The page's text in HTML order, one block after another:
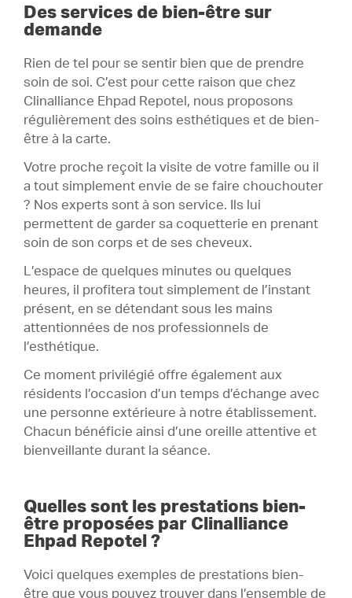
Des services de bien-être sur
demande
Rien de tel pour se sentir bien que de prendre
soin de soi. C’est pour cette raison que chez
Clinalliance Ehpad Repotel, nous proposons
régulièrement des soins esthétiques et de bien-
être à la carte.
Votre proche reçoit la visite de votre famille ou il
a tout simplement envie de se faire chouchouter
? Nos experts sont à son service. Ils lui
permettent de garder sa coquetterie en prenant
soin de son corps et de ses cheveux.
L’espace de quelques minutes ou quelques
heures, il profitera tout simplement de l’instant
présent, en se détendant sous les mains
attentionnées de nos professionnels de
l’esthétique.
Ce moment privilégié offre également aux
résidents l’occasion d’un temps d’échange avec
une personne extérieure à notre établissement.
Chacun bénéficie ainsi d’une oreille attentive et
bienveillante durant la séance.
Quelles sont les prestations bien-
être proposées par Clinalliance
Ehpad Repotel ?
Voici quelques exemples de prestations bien-
être que vous pouvez trouver dans l’ensemble de